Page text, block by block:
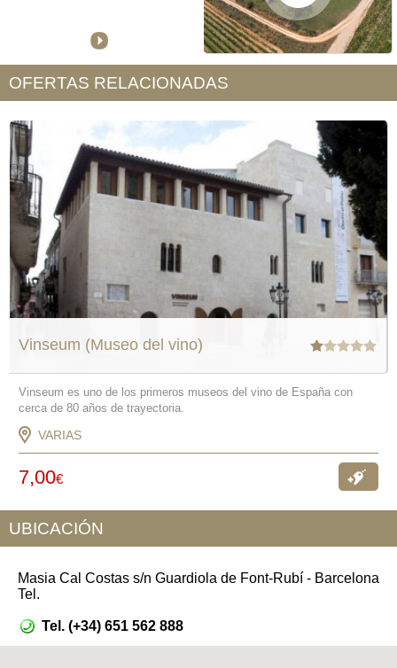
OFERTAS RELACIONADAS
Vinseum (Museo del vino)
Vinseum es uno de los primeros museos del vino de España con
cerca de 80 años de trayectoria.
VARIAS
7,00€
Ver
UBICACIÓN
Masia Cal Costas s/n Guardiola de Font-Rubí - Barcelona
Tel.
Tel. (+34) 651 562 888